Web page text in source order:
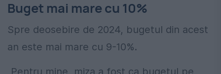
Buget mai mare cu 10%
Spre deosebire de 2024, bugetul din acest
an este mai mare cu 9-10%.
„Pentru mine, miza a fost ca bugetul pe